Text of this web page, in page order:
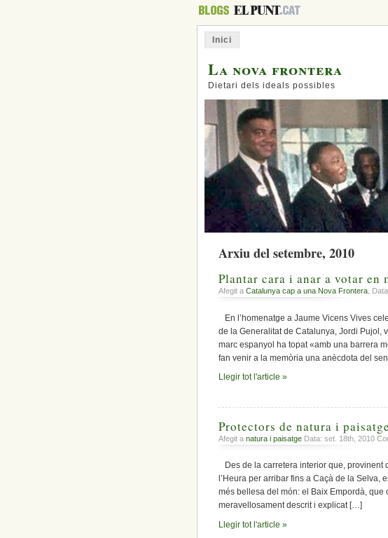
Inici
La nova frontera
Dietari dels ideals possibles
Arxiu del setembre, 2010
Plantar cara i anar a votar en
Afegit a Catalunya cap a una Nova Frontera.
En l’homenatge a Jaume Vicens Vives
de la Generalitat de Catalunya, Jordi Pujol,
marc espanyol ha topat «amb una barrera
fan venir a la memòria una anècdota del
Llegir tot l'article »
Protectors de natura i paisatge
Afegit a natura i paisatge Data: set. 18th, 2010
Des de la carretera interior que, provinent
l’Heura per arribar fins a Caçà de la Selva,
més bellesa del món: el Baix Empordà, que
meravellosament descrit i explicat […]
Llegir tot l'article »